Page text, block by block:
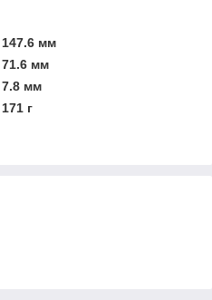
147.6 мм
71.6 мм
7.8 мм
171 г